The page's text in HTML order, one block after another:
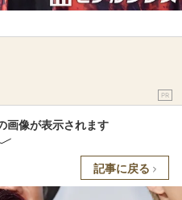
PR
画像が表示されます
記事に戻る